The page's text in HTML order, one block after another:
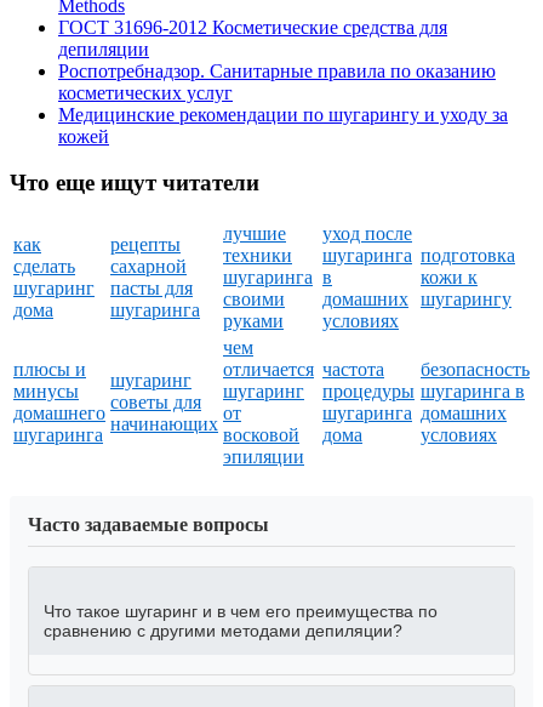
Methods
ГОСТ 31696-2012 Косметические средства для
депиляции
Роспотребнадзор. Санитарные правила по оказанию
косметических услуг
Медицинские рекомендации по шугарингу и уходу за
кожей
Что еще ищут читатели
как
сделать
шугаринг
дома
рецепты
сахарной
пасты для
шугаринга
лучшие
техники
шугаринга
своими
руками
уход после
шугаринга
в
домашних
условиях
подготовка
кожи к
шугарингу
плюсы и
минусы
домашнего
шугаринга
шугаринг
советы для
начинающих
чем
отличается
шугаринг
от
восковой
эпиляции
частота
процедуры
шугаринга
дома
безопасность
шугаринга в
домашних
условиях
Часто задаваемые вопросы
Что такое шугаринг и в чем его преимущества по
сравнению с другими методами депиляции?